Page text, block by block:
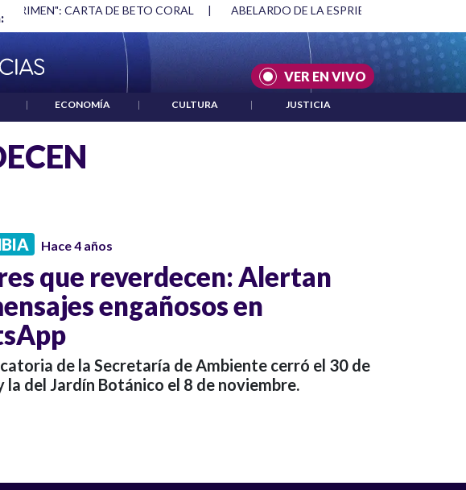
CRIMEN": CARTA DE BETO CORAL | ABELARDO DE LA ESPRIELLA Y DMG
VER EN VIVO
| ECONOMÍA | CULTURA | JUSTICIA
Hace 4 años
que reverdecen: Alertan
engañosos en
de la Secretaría de Ambiente cerró el 30 de
la del Jardín Botánico el 8 de noviembre.